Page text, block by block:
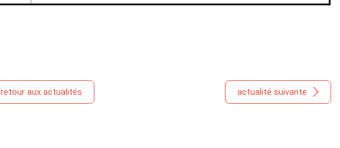
retour aux actualités actualité suivante